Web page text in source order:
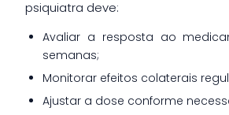
psiquiatra deve:
Avaliar a resposta ao
semanas;
Monitorar efeitos colaterais
Ajustar a dose conforme